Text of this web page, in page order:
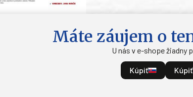
Máte záujem o
U nás v e-shope žiadny
Kúpiť Kúpiť